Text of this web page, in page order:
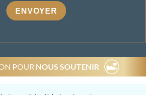
ENVOYER
POUR NOUS SOUTENIR